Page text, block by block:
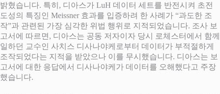
밝혔습니다. 특히, 디아스가 LuH 데이터 세트를 반전시켜 초전
도성의 특징인 Meissner 효과를 입증하려 한 사례가 “과도한 조
작”과 관련된 가장 심각한 위법 행위로 지적되었습니다. 조사 보
고서에 따르면, 디아스는 공동 저자이자 당시 로체스터에서 함께
일하던 교수인 사치스 디사나야케로부터 데이터가 부적절하게
조작되었다는 지적을 받았으나 이를 무시했습니다. 디아스는 보
고서에 대한 응답에서 디사나야케가 데이터를 오해했다고 주장
했습니다.